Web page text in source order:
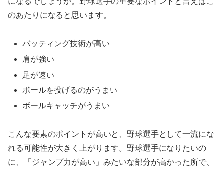
のあたりになると思います。
バッティング技術が高い
肩が強い
足が速い
ボールを投げるのがうまい
ボールキャッチがうまい
こんな要素のポイントが高いと、野球選手として一流にな
れる可能性が大きく上がります。野球選手になりたいの
に、「ジャンプ力が高い」みたいな部分が高かった所で、